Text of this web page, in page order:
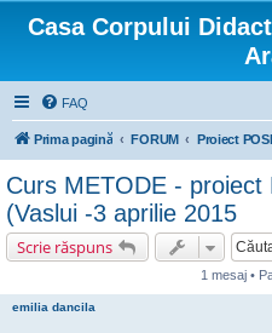
Casa Corpului
FAQ
Prima pagină FORUM
Curs METODE - proiect
(Vaslui -3 aprilie 2015
Scrie răspuns
1 mesaj •
emilia dancila